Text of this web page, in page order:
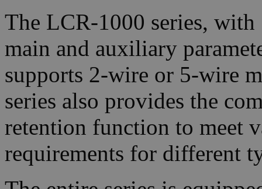
The LCR-1000 series,
main and auxiliary
supports 2-wire or 5-wire
series also provides the
retention function to meet
requirements for different